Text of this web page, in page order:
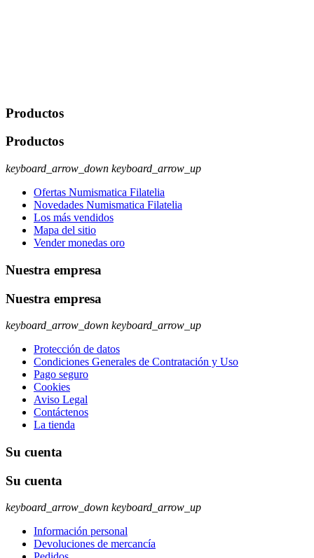
Productos
Productos
keyboard_arrow_down keyboard_arrow_up
Ofertas Numismatica Filatelia
Novedades Numismatica Filatelia
Los más vendidos
Mapa del sitio
Vender monedas oro
Nuestra empresa
Nuestra empresa
keyboard_arrow_down keyboard_arrow_up
Protección de datos
Condiciones Generales de Contratación y Uso
Pago seguro
Cookies
Aviso Legal
Contáctenos
La tienda
Su cuenta
Su cuenta
keyboard_arrow_down keyboard_arrow_up
Información personal
Devoluciones de mercancía